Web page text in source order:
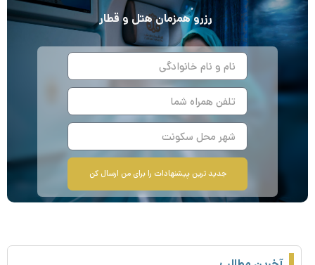
رزروهمزمانهتل و قطار
جدید ترین پیشنهادات را برای من ارسال کن